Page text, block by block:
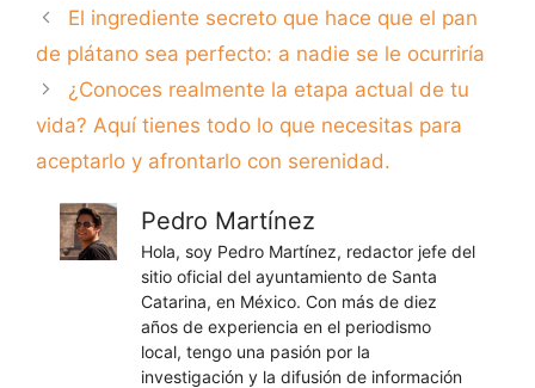
El ingrediente secreto que hace que el pan
de plátano sea perfecto: a nadie se le ocurriría
¿Conoces realmente la etapa actual de tu
vida? Aquí tienes todo lo que necesitas para
aceptarlo y afrontarlo con serenidad.
Pedro Martínez
Hola, soy Pedro Martínez, redactor jefe del
sitio oficial del ayuntamiento de Santa
Catarina, en México. Con más de diez
años de experiencia en el periodismo
local, tengo una pasión por la
investigación y la difusión de información